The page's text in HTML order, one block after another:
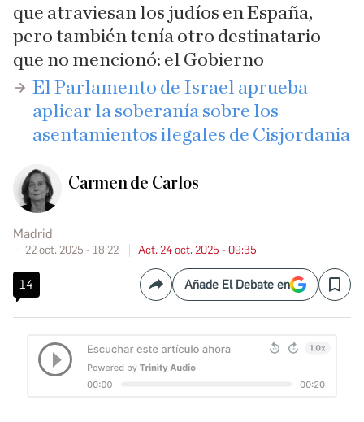
que atraviesan los judíos en España,
pero también tenía otro destinatario
que no mencionó: el Gobierno
​El Parlamento de Israel aprueba
aplicar la soberanía sobre los
asentamientos ilegales de Cisjordania
Carmen de Carlos
Madrid
22 oct. 2025 - 18:22 Act. 24 oct. 2025 - 09:35
14 CompartirAñade El Debate en Save